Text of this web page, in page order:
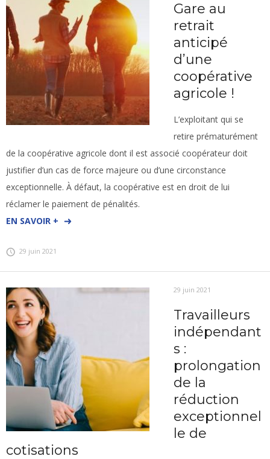
Gare au
retrait
anticipé
d’une
coopérative
agricole !
L’exploitant qui se
retire prématurément
de la coopérative agricole dont il est associé coopérateur doit
justifier d’un cas de force majeure ou d’une circonstance
exceptionnelle. À défaut, la coopérative est en droit de lui
réclamer le paiement de pénalités.
EN SAVOIR +
29 juin 2021
29 juin 2021
Travailleurs
indépendant
s :
prolongation
de la
réduction
exceptionnel
le de
cotisations